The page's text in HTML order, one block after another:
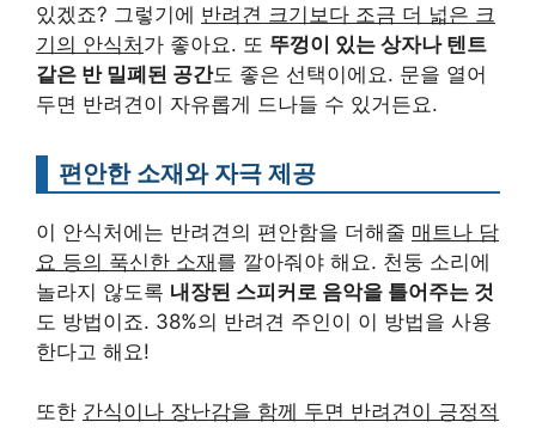
있겠죠? 그렇기에 반려견 크기보다 조금 더 넓은 크
기의 안식처가 좋아요. 또 뚜껑이 있는 상자나 텐트
같은 반 밀폐된 공간도 좋은 선택이에요. 문을 열어
두면 반려견이 자유롭게 드나들 수 있거든요.
편안한 소재와 자극 제공
이 안식처에는 반려견의 편안함을 더해줄 매트나 담
요 등의 푹신한 소재를 깔아줘야 해요. 천둥 소리에
놀라지 않도록 내장된 스피커로 음악을 틀어주는 것
도 방법이죠. 38%의 반려견 주인이 이 방법을 사용
한다고 해요!
또한 간식이나 장난감을 함께 두면 반려견이 긍정적